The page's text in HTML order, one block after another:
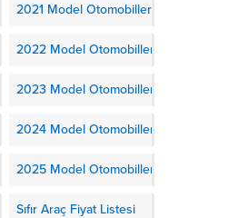
2021 Model Otomobiller
2022 Model Otomobiller
2023 Model Otomobiller
2024 Model Otomobiller
2025 Model Otomobiller
Sıfır Araç Fiyat Listesi